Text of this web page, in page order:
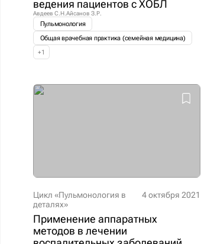
ведения пациентов с ХОБЛ
Авдеев С.Н. Айсанов З.Р.
Пульмонология
Общая врачебная практика (семейная медицина)
+1
Цикл «Пульмонология в
деталях»
4 октября 2021
Применение аппаратных
методов в лечении